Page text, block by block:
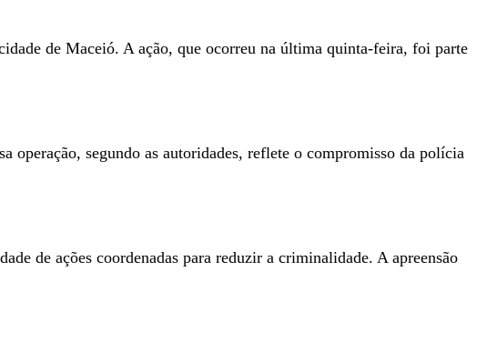
de Maceió. A ação, que ocorreu na última quinta-feira, foi parte
operação, segundo as autoridades, reflete o compromisso da polícia
de ações coordenadas para reduzir a criminalidade. A apreensão